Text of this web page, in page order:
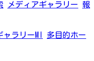
メディアギャラリー 報
ャラリーMI
多目的ホー